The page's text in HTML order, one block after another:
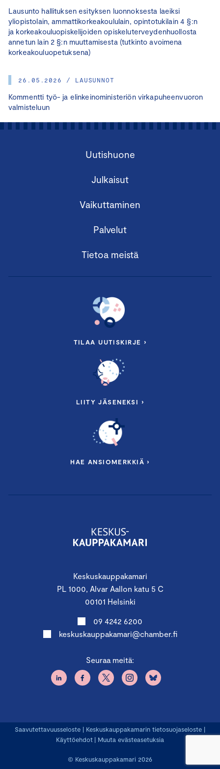
Lausunto hallituksen esityksen luonnoksesta laeiksi
yliopistolain, ammattikorkeakoululain, opintotukilain 4 §:n
ja korkeakouluopiskelijoiden opiskeluterveydenhuollosta
annetun lain 2 §:n muuttamisesta (tutkinto avoimena
korkeakouluopetuksena)
26.05.2026 / LAUSUNNOT
Kommentti työ- ja elinkeinoministeriön virkapuheenvuoron
valmisteluun
Keskuskauppakamari
PL 1000, Alvar Aallon katu 5 C
00101 Helsinki
09 4242 6200
keskuskauppakamari@chamber.fi
Seuraa meitä:
Uutishuone
Julkaisut
Vaikuttaminen
Palvelut
Tietoa meistä
TILAA UUTISKIRJE ›
LIITY JÄSENEKSI ›
HAE ANSIOMERKKIÄ ›
© Keskuskauppakamari 2026
Saavutettavuusseloste | Keskuskauppakamarin tietosuojaseloste |
Käyttöehdot | Muuta evästeasetuksia